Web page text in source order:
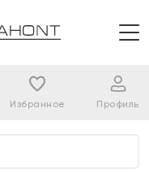
Избранное Профиль